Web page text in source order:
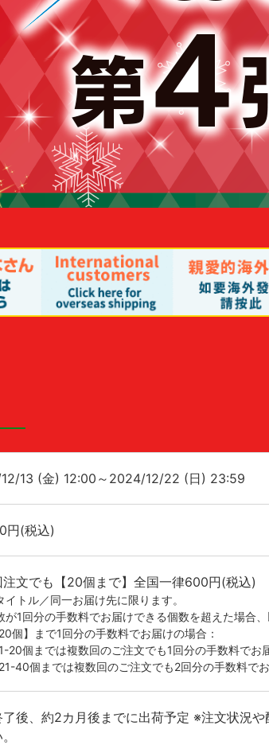
13 (金) 12:00～2024/12/22 (日) 23:59
円(税込)
注文でも【20個まで】全国一律600円(税込)
イトル／同一お届け先に限ります。
が1回分の手数料でお届けできる個数を超えた場合
個】まで1回分の手数料でお届けの場合：
20個までは複数回のご注文でも1回分の手数料でお
40個までは複数回のご注文でも2回分の手数料でお
了後、約2カ月後までに出荷予定 ※注文状況